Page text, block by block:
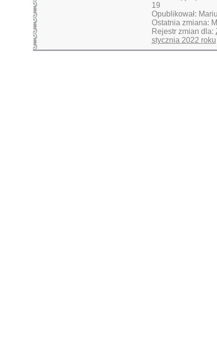
19
Opublikował:
Ostatnia zmiana:
Rejestr zmian dla:
stycznia 2022 roku